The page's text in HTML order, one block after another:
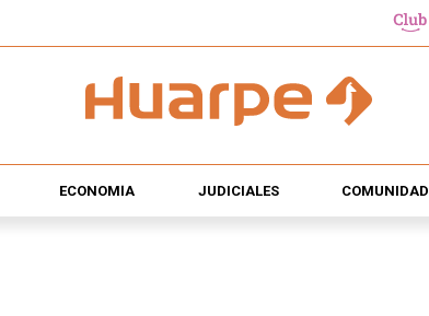
ECONOMÍA JUDICIALES COMUNIDAD